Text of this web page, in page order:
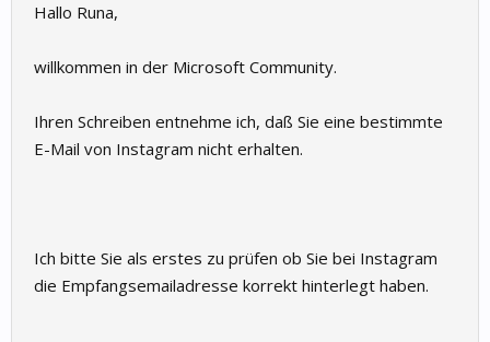
Hallo Runa,
willkommen in der Microsoft Community.
Ihren Schreiben entnehme ich, daß Sie eine bestimmte
E-Mail von Instagram nicht erhalten.
Ich bitte Sie als erstes zu prüfen ob Sie bei Instagram
die Empfangsemailadresse korrekt hinterlegt haben.